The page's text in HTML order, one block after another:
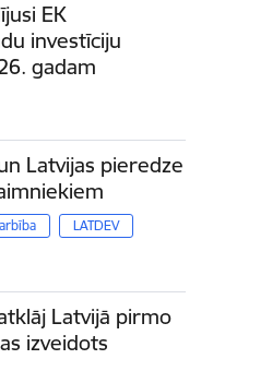
EK
investīciju
gadam
Latvijas pieredze
LATDEV
Latvijā pirmo
izveidots